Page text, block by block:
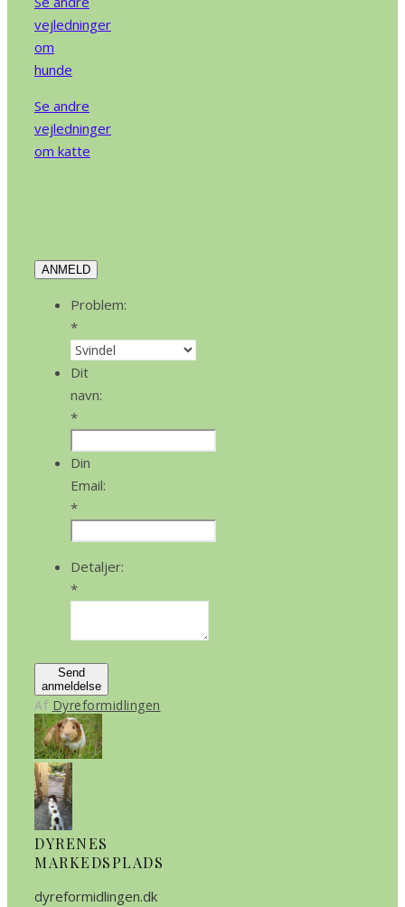
vejledninger
om
hunde
Se andre
vejledninger
om katte
ANMELD
Problem:
*
Dit
navn:
*
Din
Email:
*
Detaljer:
*
Send
anmeldelse
Af Dyreformidlingen
DYRENES
MARKEDSPLADS
dyreformidlingen.dk